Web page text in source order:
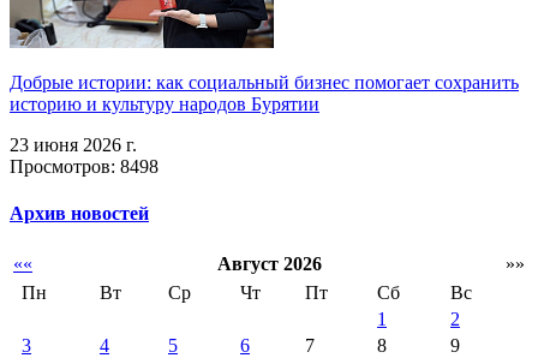
Добрые истории: как социальный бизнес помогает сохранить
историю и культуру народов Бурятии
23 июня 2026 г.
Просмотров: 8498
Архив новостей
«« Август 2026
»»
Пн
Вт Ср Чт Пт Сб
Вс
1
2
3
4 5 6 7 8
9